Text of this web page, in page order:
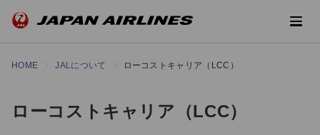
HOME JALについて ローコストキャリア（LCC）
ローコストキャリア（LCC）